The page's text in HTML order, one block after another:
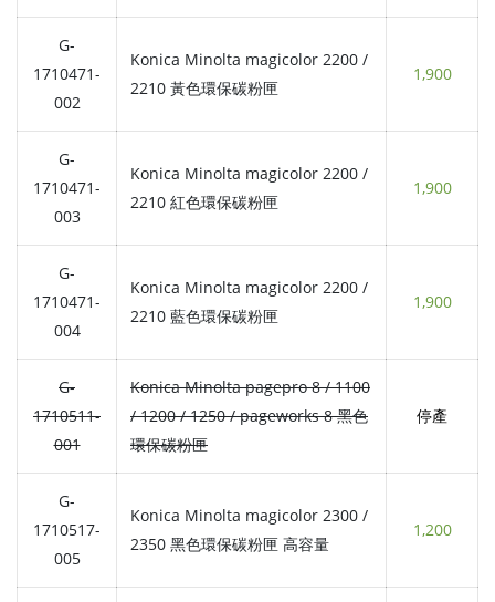
G-
1710471-
002
Konica Minolta magicolor 2200 /
2210 黃色環保碳粉匣
1,900
G-
1710471-
003
Konica Minolta magicolor 2200 /
2210 紅色環保碳粉匣
1,900
G-
1710471-
004
Konica Minolta magicolor 2200 /
2210 藍色環保碳粉匣
1,900
G-
1710511-
001
Konica Minolta pagepro 8 / 1100
/ 1200 / 1250 / pageworks 8 黑色
環保碳粉匣
停產
G-
1710517-
005
Konica Minolta magicolor 2300 /
2350 黑色環保碳粉匣 高容量
1,200